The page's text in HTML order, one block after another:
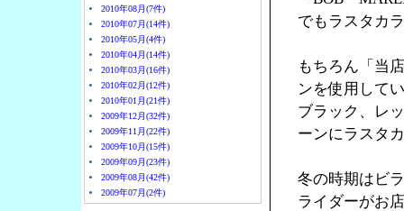
2010年08月(7件)
2010年07月(14件)
2010年05月(4件)
2010年04月(14件)
2010年03月(16件)
2010年02月(12件)
2010年01月(21件)
2009年12月(32件)
2009年11月(22件)
2009年10月(15件)
2009年09月(23件)
2009年08月(42件)
2009年07月(2件)
でもラスタカ
もちろん「当
ンを使用して
ブラック、レ
ーンにラスタ
冬の時期はビ
ライダーがお